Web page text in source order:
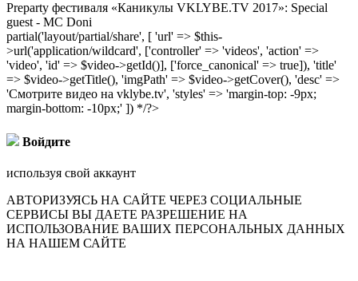
Preparty фестиваля «Каникулы VKLYBE.TV 2017»: Special
guest - MC Doni
partial('layout/partial/share', [ 'url' => $this-
>url('application/wildcard', ['controller' => 'videos', 'action' =>
'video', 'id' => $video->getId()], ['force_canonical' => true]), 'title'
=> $video->getTitle(), 'imgPath' => $video->getCover(), 'desc' =>
'Смотрите видео на vklybe.tv', 'styles' => 'margin-top: -9px;
margin-bottom: -10px;' ]) */?>
Войдите
используя свой аккаунт
АВТОРИЗУЯСЬ НА САЙТЕ ЧЕРЕЗ СОЦИАЛЬНЫЕ
СЕРВИСЫ ВЫ ДАЕТЕ РАЗРЕШЕНИЕ НА
ИСПОЛЬЗОВАНИЕ ВАШИХ ПЕРСОНАЛЬНЫХ ДАННЫХ
НА НАШЕМ САЙТЕ